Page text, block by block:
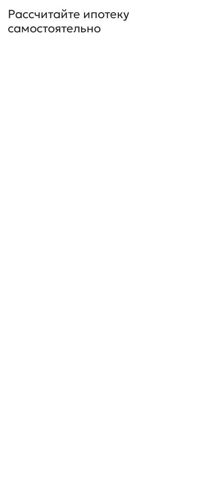
Рассчитайте ипотеку
самостоятельно